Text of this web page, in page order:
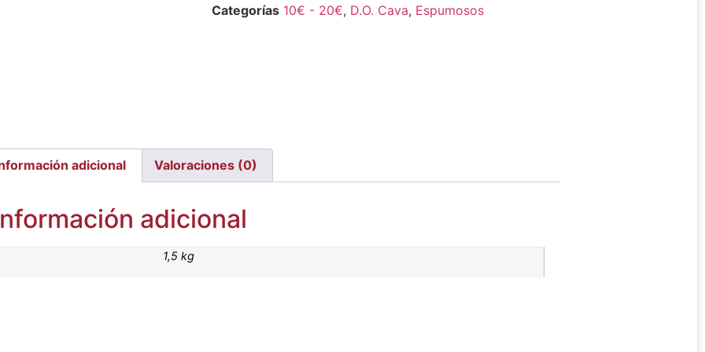
Categorías 10€ - 20€, D.O. Cava, Espumosos
adicional Valoraciones (0)
adicional
1,5 kg